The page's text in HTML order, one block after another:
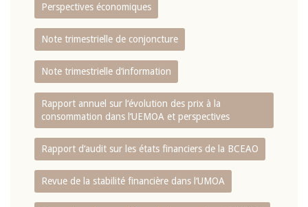
Perspectives économiques
Note trimestrielle de conjoncture
Note trimestrielle d‘information
Rapport annuel sur l‘évolution des prix à la
consommation dans l‘UEMOA et perspectives
Rapport d‘audit sur les états financiers de la BCEAO
Revue de la stabilité financière dans l‘UMOA